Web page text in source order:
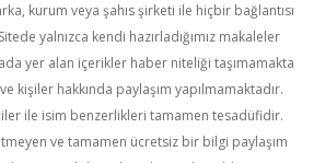
kurum veya şahıs şirketi ile hiçbir bağlantısı
yalnızca kendi hazırladığımız makaleler
yer alan içerikler haber niteliği taşımamakta
kişiler hakkında paylaşım yapılmamaktadır.
ile isim benzerlikleri tamamen tesadüfidir.
ve tamamen ücretsiz bir bilgi paylaşım